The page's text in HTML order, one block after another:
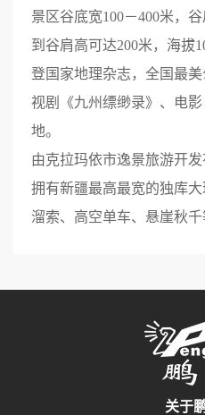
景区谷底宽100－400米，
到谷肩高可达200米，海拔
登国家地理杂志，全国最
视剧《九州缥缈录》、电
地。
由克拉玛依市逸景旅游开
拥有新疆最高最宽的独库
溜索、高空单车、悬崖秋千
关于